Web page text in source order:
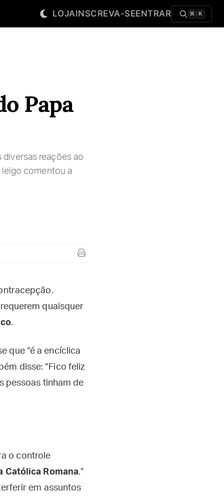
LOJAINSCREVA-SEENTRAR ⌘ K
Papa
reações ao
leigo comentou a
quaisquer
.
que “é a encíclica
disse: “Fico feliz
pessoas tinham de
o controle
Católica Romana.”
em assuntos